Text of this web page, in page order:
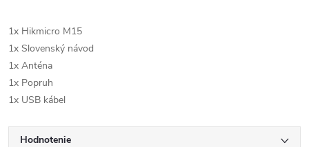
1x Hikmicro M15
1x Slovenský návod
1x Anténa
1x Popruh
1x USB kábel
Hodnotenie